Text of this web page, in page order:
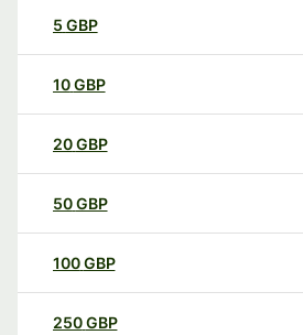
5 GBP
10GBP
20GBP
50GBP
100GBP
250GBP